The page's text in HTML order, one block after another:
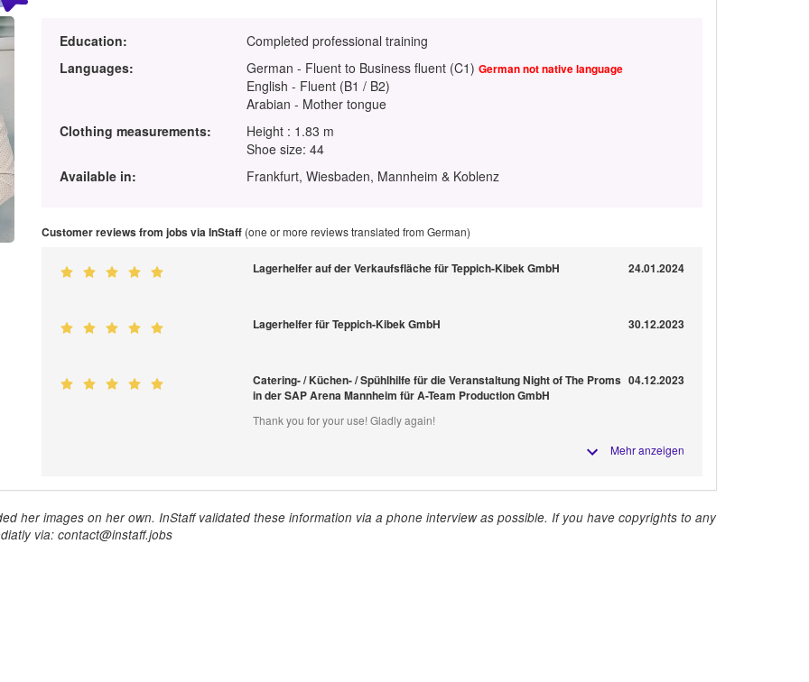
Education:
Completed professional training
Languages:
German - Fluent to Business fluent (C1)German not native language
English - Fluent (B1 / B2)
Arabian - Mother tongue
Clothing measurements:
Height : 1.83 m
Shoe size: 44
Available in:
Frankfurt, Wiesbaden, Mannheim & Koblenz
Customer reviews from jobs via InStaff(one or more reviews translated from German)
Lagerhelfer auf der Verkaufsfläche für Teppich-Kibek GmbH 24.01.2024
Lagerhelfer für Teppich-Kibek GmbH 30.12.2023
Catering- / Küchen- / Spühlhilfe für die Veranstaltung Night of The Proms
in der SAP Arena Mannheim für A-Team Production GmbH
04.12.2023
Thank you for your use! Gladly again!
Mehr anzeigen
her images on her own. InStaff validated these information via a phone interview as possible. If you have copyrights to any
via: contact@instaff.jobs